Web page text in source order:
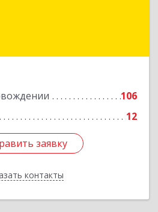
106
12
заявку
контакты
обл, Егорьевск г, 5-й мкр,
заявку
Назад